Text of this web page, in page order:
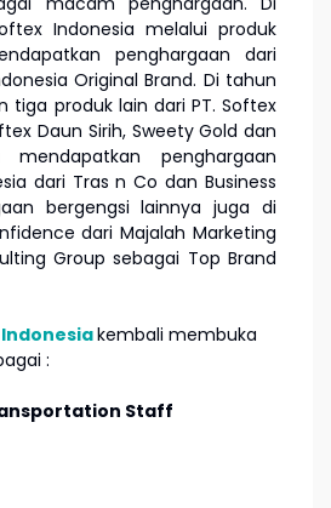
Indonesia melalui produk
penghargaan dari
Original Brand. Di tahun
tiga produk lain dari PT. Softex
Daun Sirih, Sweety Gold dan
penghargaan
dari Tras n Co dan Business
bergengsi lainnya juga di
dari Majalah Marketing
Group sebagai Top Brand
kembali membuka
:
Staff